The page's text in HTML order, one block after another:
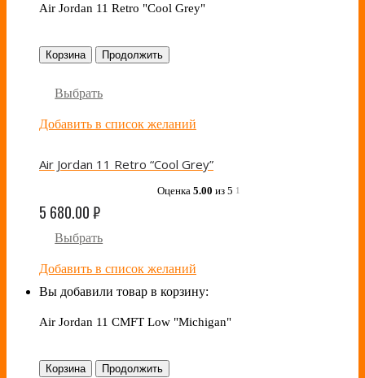
Air Jordan 11 Retro "Cool Grey"
Корзина Продолжить
Выбрать
Добавить в список желаний
Air Jordan 11 Retro “Cool Grey”
Оценка 5.00 из 5 1
5 680.00₽
Выбрать
Добавить в список желаний
Вы добавили товар в корзину:
Air Jordan 11 CMFT Low "Michigan"
Корзина Продолжить